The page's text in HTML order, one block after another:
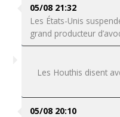
05/08 21:32
Les États-Unis
grand producteur
Les Houthis disent
05/08 20:10